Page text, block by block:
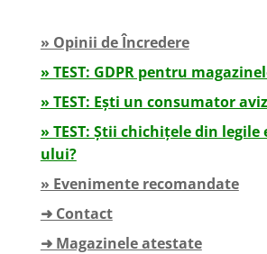
» Opinii de Încredere
» TEST: GDPR pentru
» TEST: Ești un consumator
» TEST: Știi chichițele din legile
ului?
» Evenimente recomandate
➜ Contact
➜ Magazinele atestate